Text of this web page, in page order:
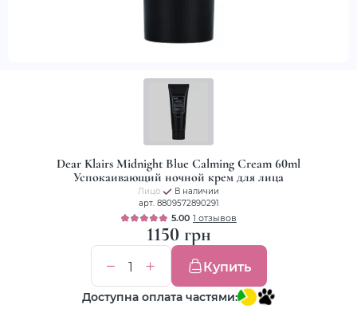
Dear Klairs Midnight Blue Calming Cream 60ml
Успокаивающий ночной крем для лица
Лицо
В наличии
арт. 8809572890291
5.00 1 отзывов
1150 грн
Купить
Доступна оплата частями: